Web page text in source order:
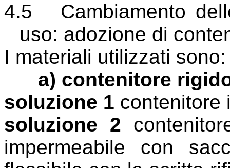
4.5
Cambiamento
uso: adozione di
I materiali utilizzati sono:
a) contenitore
soluzione 1 contenitore
soluzione 2
impermeabile con